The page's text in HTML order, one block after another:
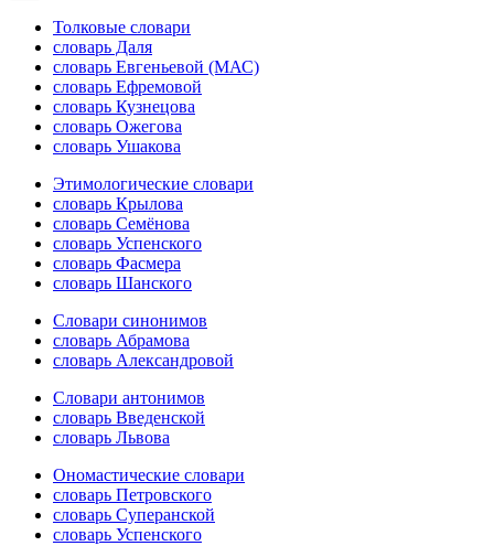
Толковые словари
словарь Даля
словарь Евгеньевой (МАС)
словарь Ефремовой
словарь Кузнецова
словарь Ожегова
словарь Ушакова
Этимологические словари
словарь Крылова
словарь Семёнова
словарь Успенского
словарь Фасмера
словарь Шанского
Словари синонимов
словарь Абрамова
словарь Александровой
Словари антонимов
словарь Введенской
словарь Львова
Ономастические словари
словарь Петровского
словарь Суперанской
словарь Успенского